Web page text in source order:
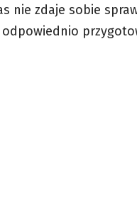
nie zdaje sobie